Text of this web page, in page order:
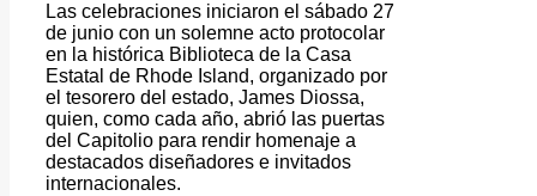
Las celebraciones iniciaron el sábado 27
de junio con un solemne acto protocolar
en la histórica Biblioteca de la Casa
Estatal de Rhode Island, organizado por
el tesorero del estado, James Diossa,
quien, como cada año, abrió las puertas
del Capitolio para rendir homenaje a
destacados diseñadores e invitados
internacionales.